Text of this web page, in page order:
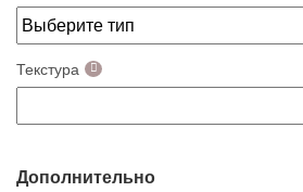
Текстура
Дополнительно